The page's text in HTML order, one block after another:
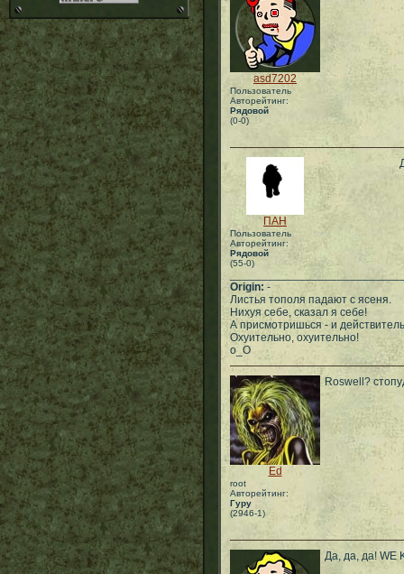
asd7202
Пользователь
Авторейтинг:
Рядовой
(0-0)
ПАН
Пользователь
Авторейтинг:
Рядовой
(55-0)
Origin: -
Листья тополя падают с ясеня.
Нихуя себе, сказал я себе!
А присмотришься - и
Охуительно, охуительно!
о_О
Ed
root
Авторейтинг:
Гуру
(2946-1)
Roswell?
Да, да, да! WE